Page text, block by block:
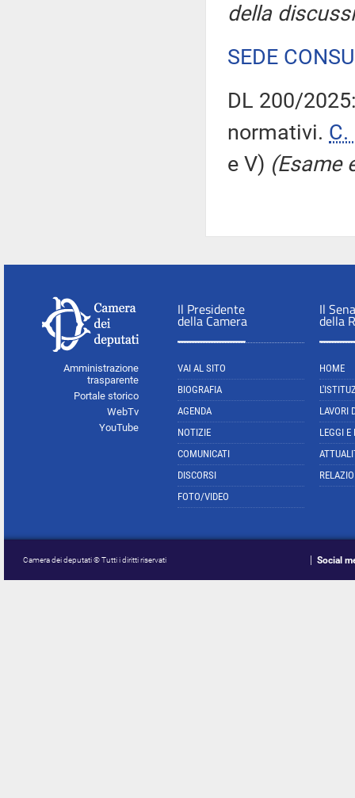
della
SEDE
DL 200/
normativi.
e V) (Esame
Amministrazione
trasparente
Portale storico
WebTv
YouTube
Il Presidente
della Camera
VAI AL SITO
BIOGRAFIA
AGENDA
NOTIZIE
COMUNICATI
DISCORSI
FOTO/VIDEO
Il
della
HOME
LAVORI
LEGGI E
Camera dei deputati © Tutti i diritti riservati Social